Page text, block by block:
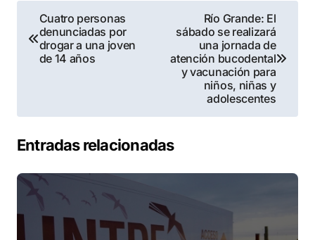
Navegación
de
Cuatro personas
denunciadas por
drogar a una joven
de 14 años
Río Grande: El
sábado se realizará
una jornada de
atención bucodental
y vacunación para
niños, niñas y
adolescentes
Entradas relacionadas